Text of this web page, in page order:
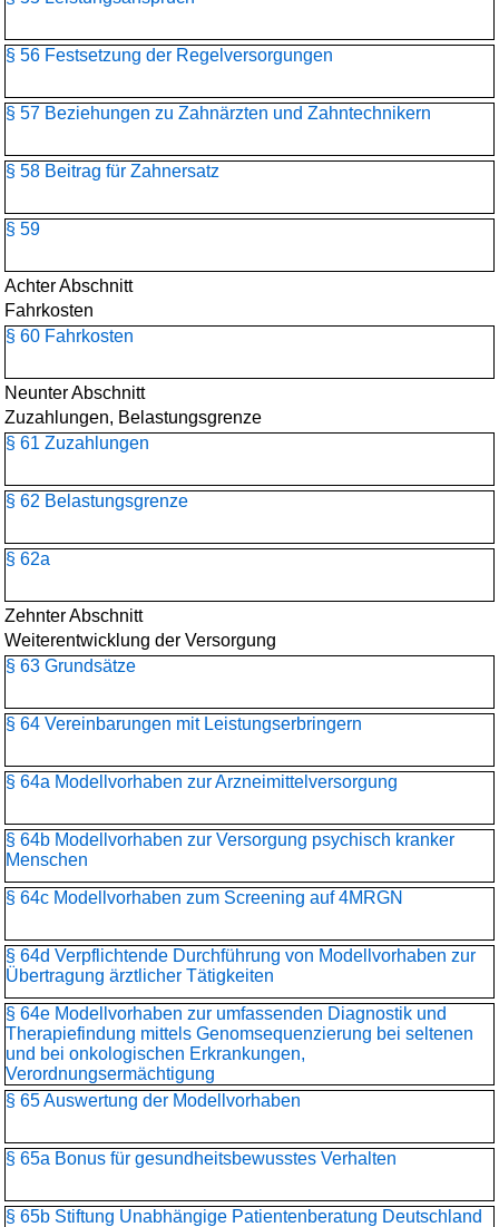
§ 56 Festsetzung der Regelversorgungen
§ 57 Beziehungen zu Zahnärzten und Zahntechnikern
§ 58 Beitrag für Zahnersatz
§ 59
Achter Abschnitt
Fahrkosten
§ 60 Fahrkosten
Neunter Abschnitt
Zuzahlungen, Belastungsgrenze
§ 61 Zuzahlungen
§ 62 Belastungsgrenze
§ 62a
Zehnter Abschnitt
Weiterentwicklung der Versorgung
§ 63 Grundsätze
§ 64 Vereinbarungen mit Leistungserbringern
§ 64a Modellvorhaben zur Arzneimittelversorgung
§ 64b Modellvorhaben zur Versorgung psychisch kranker
Menschen
§ 64c Modellvorhaben zum Screening auf 4MRGN
§ 64d Verpflichtende Durchführung von Modellvorhaben zur
Übertragung ärztlicher Tätigkeiten
§ 64e Modellvorhaben zur umfassenden Diagnostik und
Therapiefindung mittels Genomsequenzierung bei seltenen
und bei onkologischen Erkrankungen,
Verordnungsermächtigung
§ 65 Auswertung der Modellvorhaben
§ 65a Bonus für gesundheitsbewusstes Verhalten
§ 65b Stiftung Unabhängige Patientenberatung Deutschland